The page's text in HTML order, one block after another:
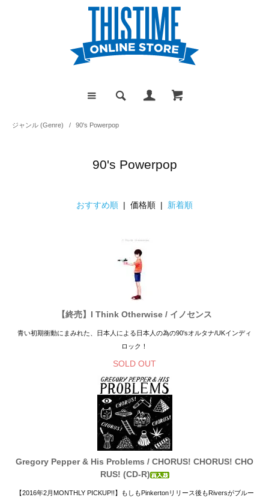
ジャンル (Genre) / 90's Powerpop
90's Powerpop
おすすめ順 | 価格順 | 新着順
【終売】I Think Otherwise / イノセンス
青い初期衝動にまみれた、日本人による日本人の為の90'sオルタナ/UKインディ
ロック！
SOLD OUT
Gregory Pepper & His Problems / CHORUS! CHORUS! CHO
RUS! (CD-R)
【2016年2月MONTHLY PICKUP!!】もしもPinkertonリリース後もRiversがブルー